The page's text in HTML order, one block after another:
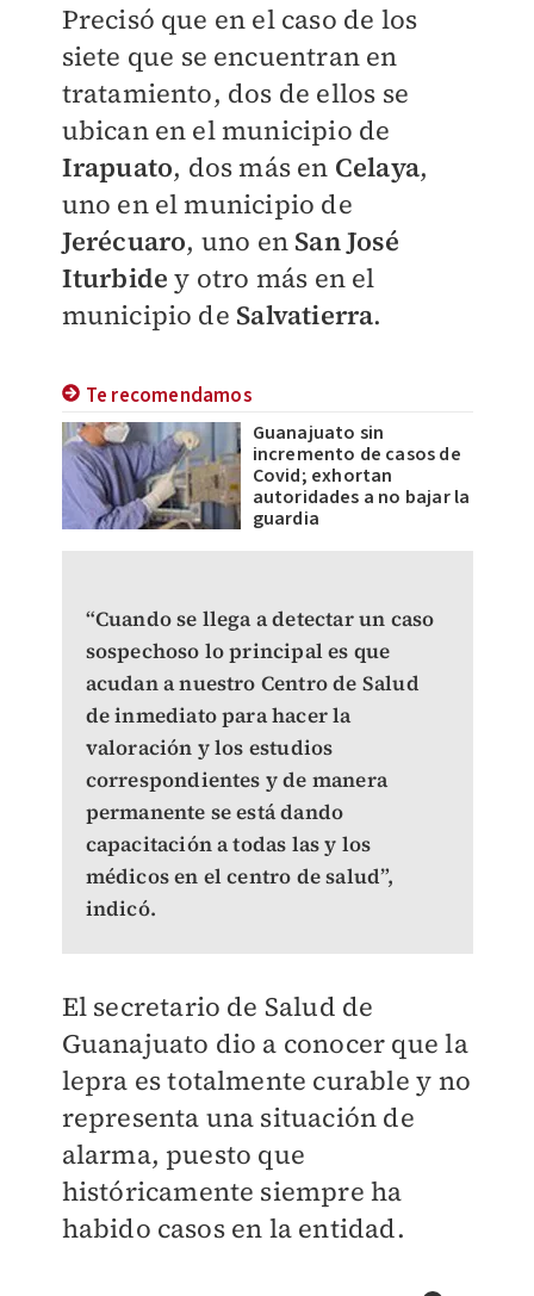
Precisó que en el caso de los
siete que se encuentran en
tratamiento, dos de ellos se
ubican en el municipio de
Irapuato, dos más en Celaya,
uno en el municipio de
Jerécuaro, uno en San José
Iturbide y otro más en el
municipio de Salvatierra.
Te recomendamos
Guanajuato sin
incremento de casos de
Covid; exhortan
autoridades a no bajar la
guardia
“Cuando se llega a detectar un caso
sospechoso lo principal es que
acudan a nuestro Centro de Salud
de inmediato para hacer la
valoración y los estudios
correspondientes y de manera
permanente se está dando
capacitación a todas las y los
médicos en el centro de salud”,
indicó.
El secretario de Salud de
Guanajuato dio a conocer que la
lepra es totalmente curable y no
representa una situación de
alarma, puesto que
históricamente siempre ha
habido casos en la entidad.